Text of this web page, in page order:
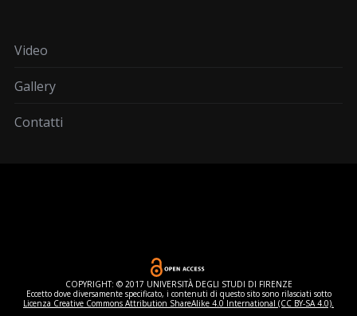
Video
Gallery
Contatti
COPYRIGHT: © 2017 UNIVERSITÀ DEGLI STUDI DI FIRENZE
Eccetto dove diversamente specificato, i contenuti di questo sito sono rilasciati sotto
Licenza Creative Commons Attribution ShareAlike 4.0 International (CC BY-SA 4.0).